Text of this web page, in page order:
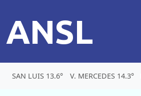
ANSL
SAN LUIS 13.6° V. MERCEDES 14.3°